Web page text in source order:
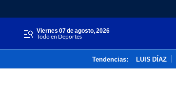
viernes 07 de agosto, 2026
Todo en Deportes
Tendencias: LUIS DÍAZ